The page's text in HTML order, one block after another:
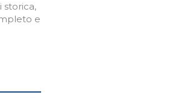
storica,
e